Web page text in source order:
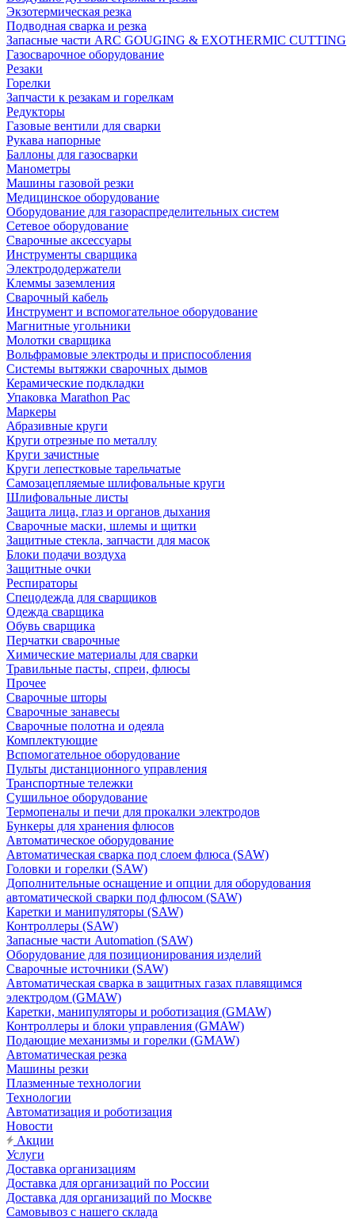
Экзотермическая резка
Подводная сварка и резка
Запасные части ARC GOUGING & EXOTHERMIC CUTTING
Газосварочное оборудование
Резаки
Горелки
Запчасти к резакам и горелкам
Редукторы
Газовые вентили для сварки
Рукава напорные
Баллоны для газосварки
Манометры
Машины газовой резки
Медицинское оборудование
Оборудование для газораспределительных систем
Сетевое оборудование
Сварочные аксессуары
Инструменты сварщика
Электрододержатели
Клеммы заземления
Сварочный кабель
Инструмент и вспомогательное оборудование
Магнитные угольники
Молотки сварщика
Вольфрамовые электроды и приспособления
Системы вытяжки сварочных дымов
Керамические подкладки
Упаковка Marathon Pac
Маркеры
Абразивные круги
Круги отрезные по металлу
Круги зачистные
Круги лепестковые тарельчатые
Самозацепляемые шлифовальные круги
Шлифовальные листы
Защита лица, глаз и органов дыхания
Сварочные маски, шлемы и щитки
Защитные стекла, запчасти для масок
Блоки подачи воздуха
Защитные очки
Респираторы
Спецодежда для сварщиков
Одежда сварщика
Обувь сварщика
Перчатки сварочные
Химические материалы для сварки
Травильные пасты, спреи, флюсы
Прочее
Сварочные шторы
Сварочные занавесы
Сварочные полотна и одеяла
Комплектующие
Вспомогательное оборудование
Пульты дистанционного управления
Транспортные тележки
Сушильное оборудование
Термопеналы и печи для прокалки электродов
Бункеры для хранения флюсов
Автоматическое оборудование
Автоматическая сварка под слоем флюса (SAW)
Головки и горелки (SAW)
Дополнительные оснащение и опции для оборудования
автоматической сварки под флюсом (SAW)
Каретки и манипуляторы (SAW)
Контроллеры (SAW)
Запасные части Automation (SAW)
Оборудование для позиционирования изделий
Сварочные источники (SAW)
Автоматическая сварка в защитных газах плавящимся
электродом (GMAW)
Каретки, манипуляторы и роботизация (GMAW)
Контроллеры и блоки управления (GMAW)
Подающие механизмы и горелки (GMAW)
Автоматическая резка
Машины резки
Плазменные технологии
Технологии
Автоматизация и роботизация
Новости
Акции
Услуги
Доставка организациям
Доставка для организаций по России
Доставка для организаций по Москве
Самовывоз с нашего склада